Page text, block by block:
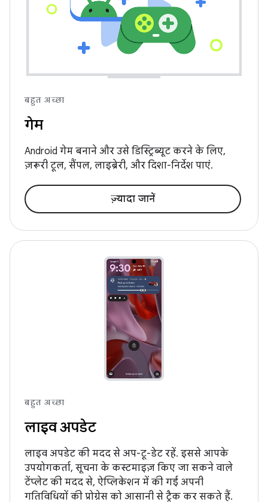
बहुत अच्छा
गेम
Android गेम बनाने और उसे डिस्ट्रिब्यूट करने के लिए,
ज़रूरी टूल, सैंपल, लाइब्रेरी, और दिशा-निर्देश पाएं.
ज़्यादा जानें
बहुत अच्छा
लाइव अपडेट
लाइव अपडेट की मदद से अप-टू-डेट रहें. इससे आपके
उपयोगकर्ता, सूचना के कस्टमाइज़ किए जा सकने वाले
टेंप्लेट की मदद से, ऐप्लिकेशन में की गई अपनी
गतिविधियों की प्रोग्रेस को आसानी से ट्रैक कर सकते हैं.